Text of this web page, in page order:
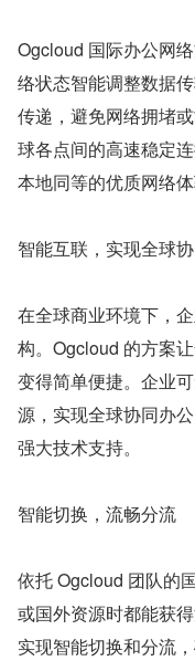
Ogcloud 国际办公网
络状态智能调整数据
传递，避免网络拥堵
球各点间的高速稳定
本地同等的优质网络体
智能互联，实现全球
在全球商业环境下，
构。Ogcloud 的方案
变得简单便捷。企业
源，实现全球协同办
强大技术支持。
智能切换，流畅分流
依托 Ogcloud 团队的
或国外资源时都能获
实现智能切换和分流